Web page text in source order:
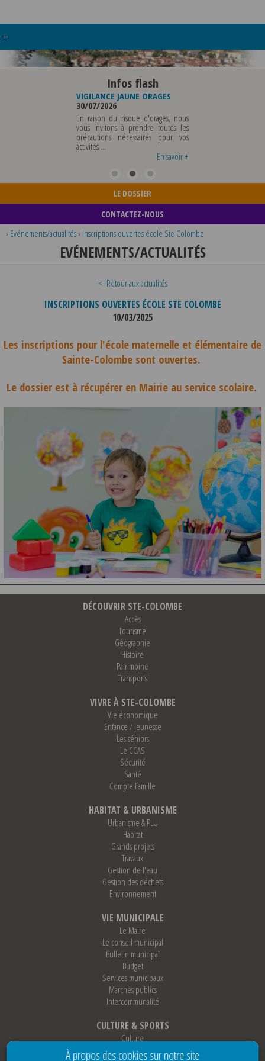
≡
Infos flash
VIGILANCE JAUNE ORAGES
30/07/2026
En raison du risque d'orages, nous
vous invitons à prendre toutes les
précautions nécessaires pour vos
activités ...
En savoir +
29/07/2026
Météo-France a
département du
vigilance jaune ...
LE DOSSIER
CONTACTEZ-NOUS
› Evénements/actualités› Inscriptions ouvertes école Ste Colombe
EVÉNEMENTS/ACTUALITÉS
<- Retour aux actualités
INSCRIPTIONS OUVERTES ÉCOLE STE COLOMBE
10/03/2025
Les inscriptions pour l'école maternelle et élémentaire de
Sainte-Colombe sont ouvertes.
Le dossier est à récupérer en Mairie au service scolaire.
DÉCOUVRIR STE-COLOMBE
Accès
Tourisme
Géographie
Histoire
Patrimoine
Transports
VIVRE À STE-COLOMBE
Vie économique
Enfance / jeunesse
Les séniors
Le CCAS
Sécurité
Santé
Compte Famille
HABITAT & URBANISME
Urbanisme & PLU
Habitat
Grands projets
Travaux
Gestion de l'eau
Gestion des déchets
Environnement
VIE MUNICIPALE
Le Maire
Le conseil municipal
Bulletin municipal
Budget
Services municipaux
Marchés publics
Intercommunalité
CULTURE & SPORTS
Culture
Sports
À propos des cookies sur notre site